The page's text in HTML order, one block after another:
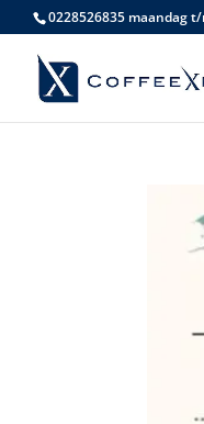
0228526835 maandag